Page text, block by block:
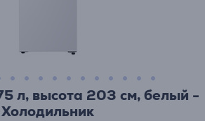
л, высота 203 см, белый -
Холодильник